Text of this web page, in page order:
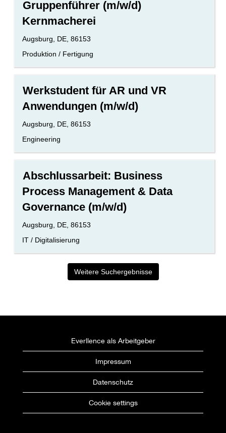
Stellenbezeichnung
Gruppenführer (m/w/d)
Kernmacherei
Standort
Augsburg, DE, 86153
Benutzerdefiniertes
2
Produktion / Fertigung
Drücken
Sie
die
um
die
Stellenbezeichnung
Werkstudent für AR und VR
Anwendungen (m/w/d)
Standort
Augsburg, DE, 86153
Benutzerdefiniertes
2
Engineering
Drücken
Sie
die
um
die
Stellenbezeichnung
Abschlussarbeit: Business
Process Management & Data
Governance (m/w/d)
Standort
Augsburg, DE, 86153
Benutzerdefiniertes
IT / Digitalisierung
Drücken
Sie
die
Leertaste,
um
die
vollständig
anzuzeigen.
Weitere Suchergebnisse
Everllence als Arbeitgeber
Impressum
Datenschutz
Cookie settings